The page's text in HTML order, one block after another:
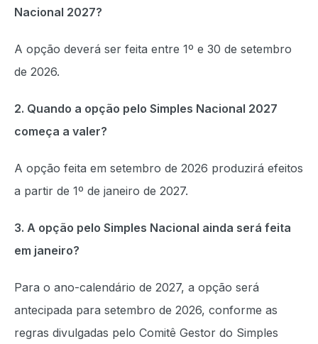
Nacional 2027?
A opção deverá ser feita entre 1º e 30 de setembro
de 2026.
2. Quando a opção pelo Simples Nacional 2027
começa a valer?
A opção feita em setembro de 2026 produzirá efeitos
a partir de 1º de janeiro de 2027.
3. A opção pelo Simples Nacional ainda será feita
em janeiro?
Para o ano-calendário de 2027, a opção será
antecipada para setembro de 2026, conforme as
regras divulgadas pelo Comitê Gestor do Simples